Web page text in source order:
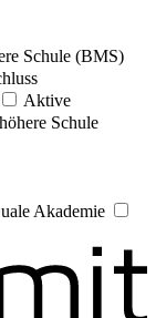
Schule (BMS)
Aktive
Schule
Akademie